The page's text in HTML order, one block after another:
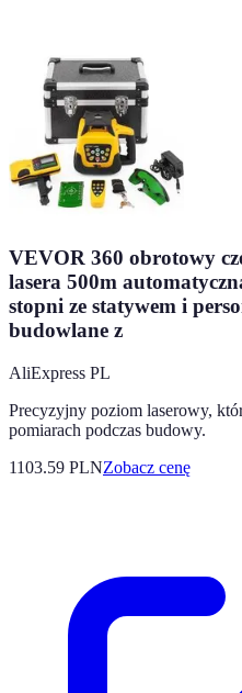
VEVOR 360 obrotowy
lasera 500m
stopni ze statywem i
budowlane z
AliExpress PL
Precyzyjny poziom laserowy,
pomiarach podczas budowy.
1103.59 PLNZobacz cenę